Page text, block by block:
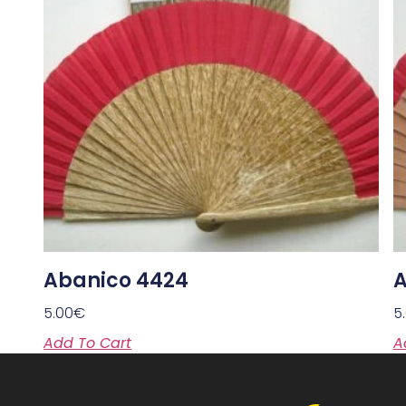
Abanico 4424
5.00€
Add To Cart